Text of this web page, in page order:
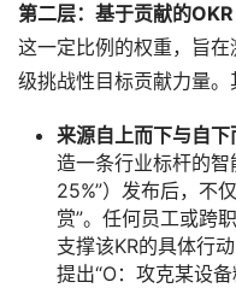
第二层：基于贡献的OKR
这一定比例的权重，旨
级挑战性目标贡献力量。
来源自上而下与自下
造一条行业标杆的
25%”）发布后，不
赏”。任何员工或跨
支撑该KR的具体行
提出“O：攻克某设